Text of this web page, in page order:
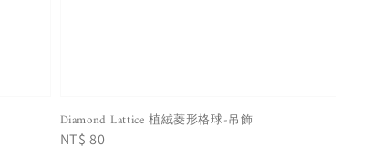
Diamond Lattice 植絨菱形格球-吊飾
Regular
NT$ 80